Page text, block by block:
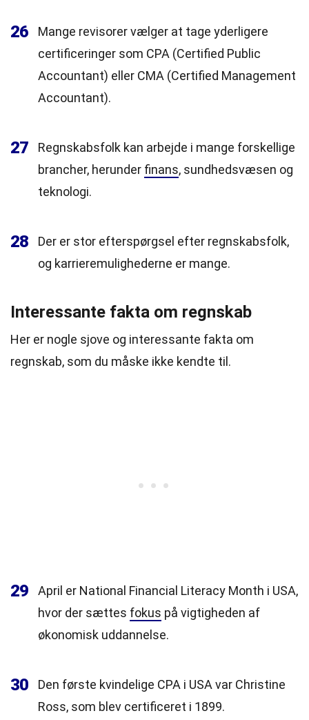
26
Mange revisorer vælger at tage yderligere
certificeringer som CPA (Certified Public
Accountant) eller CMA (Certified Management
Accountant).
27
Regnskabsfolk kan arbejde i mange forskellige
brancher, herunder finans, sundhedsvæsen og
teknologi.
28
Der er stor efterspørgsel efter regnskabsfolk,
og karrieremulighederne er mange.
Interessante fakta om regnskab
Her er nogle sjove og interessante fakta om
regnskab, som du måske ikke kendte til.
29
April er National Financial Literacy Month i USA,
hvor der sættes fokus på vigtigheden af
økonomisk uddannelse.
30
Den første kvindelige CPA i USA var Christine
Ross, som blev certificeret i 1899.